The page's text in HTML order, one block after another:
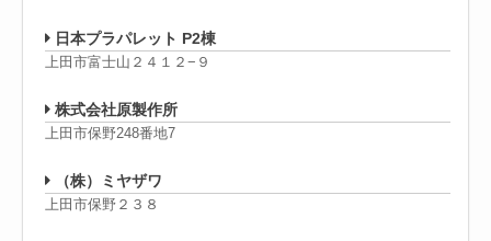
日本プラパレット P2棟
上田市富士山２４１２−９
株式会社原製作所
上田市保野248番地7
（株）ミヤザワ
上田市保野２３８